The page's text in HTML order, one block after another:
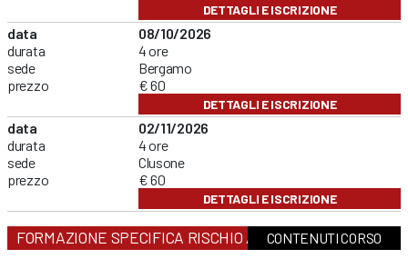
DETTAGLI E ISCRIZIONE
data
durata
sede
prezzo
08/10/2026
4 ore
Bergamo
€ 60
DETTAGLI E ISCRIZIONE
data
durata
sede
prezzo
02/11/2026
4 ore
Clusone
€ 60
DETTAGLI E ISCRIZIONE
FORMAZIONE SPECIFICA RISCHIO ALTOCONTENUTI CORSO